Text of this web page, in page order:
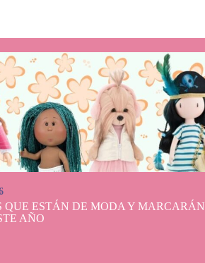
QUE ESTÁN DE MODA Y MARCARÁN
AÑO